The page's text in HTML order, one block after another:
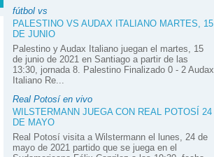
fútbol vs
PALESTINO VS AUDAX ITALIANO MARTES, 15
DE JUNIO
Palestino y Audax Italiano juegan el martes, 15
de junio de 2021 en Santiago a partir de las
13:30, jornada 8. Palestino Finalizado 0 - 2 Audax
Italiano Re...
Real Potosí en vivo
WILSTERMANN JUEGA CON REAL POTOSÍ 24
DE MAYO
Real Potosí visita a Wilstermann el lunes, 24 de
mayo de 2021 partido que se juega en el